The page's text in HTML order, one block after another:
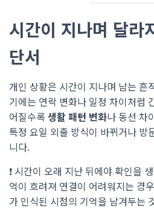
시간이 지나며 달라
단서
개인 상황은 시간이 지나며 남는 흔
기에는 연락 변화나 일정 차이처럼
어질수록 생활 패턴 변화나 동선 차
특정 요일 외출 방식이 바뀌거나 방
니다.
❗ 시간이 오래 지난 뒤에야 확인을
억이 흐려져 연결이 어려워지는 경
가 인식된 시점의 기억을 남겨두는